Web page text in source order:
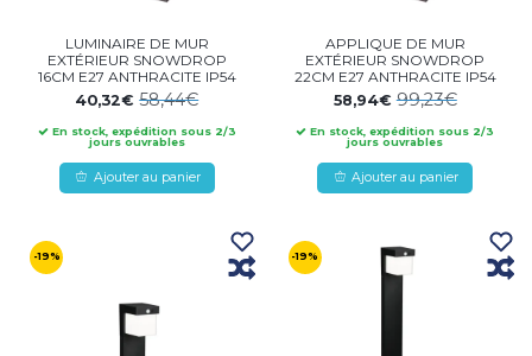
LUMINAIRE DE MUR
EXTÉRIEUR SNOWDROP
16CM E27 ANTHRACITE IP54
40,32€58,44€
En stock, expédition sous 2/3
jours ouvrables
Ajouter au panier
APPLIQUE DE MUR
EXTÉRIEUR SNOWDROP
22CM E27 ANTHRACITE IP54
58,94€99,23€
En stock, expédition sous 2/3
jours ouvrables
Ajouter au panier
-19% -19%